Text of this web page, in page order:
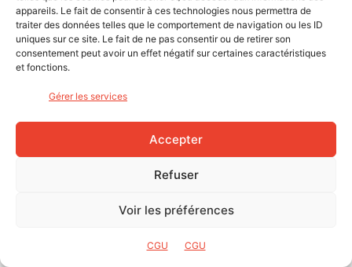
appareils. Le fait de consentir à ces technologies nous permettra de
traiter des données telles que le comportement de navigation ou les ID
uniques sur ce site. Le fait de ne pas consentir ou de retirer son
consentement peut avoir un effet négatif sur certaines caractéristiques
et fonctions.
Gérer les services
Accepter
Refuser
Voir les préférences
CGU CGU
next time I comment.